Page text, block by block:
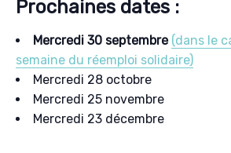
Prochaines dates :
Mercredi 30 septembre (dans le
semaine du réemploi solidaire)
Mercredi 28 octobre
Mercredi 25 novembre
Mercredi 23 décembre